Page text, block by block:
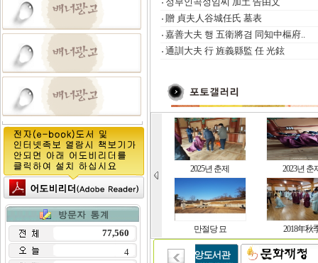
77,560
4
贈 貞夫人谷城任氏 墓表
嘉善大夫 행 五衛將겸 同知中樞府..
通訓大夫 行 旌義縣監 任 光鉉
2025년 춘제 2023년 춘
만절당 묘 2018年秋